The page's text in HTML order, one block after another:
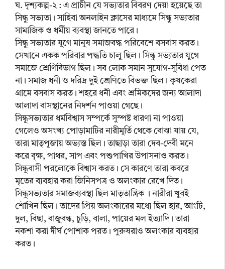
ঘ. দৃশ্যকল্প-২ : এ প্রাচীন যে সভ্যতার বিবরণ দেয়া হয়েছে তা
সিন্ধু সভ্যতা। সাহিবা অনলাইন ক্লাসের মাধ্যমে সিন্ধু সভ্যতার
সামাজিক ও ধর্মীয় ব্যবস্থা জানতে পারে।
সিন্ধু সভ্যতার যুগে মানুষ সমাজবদ্ধ পরিবেশে বসবাস করত।
সেখানে একক পরিবার পদ্ধতি চালু ছিল। সিন্ধু সভ্যতার যুগে
সমাজে শ্রেণিবিভাগ ছিল। সব লোক সমান সুযোগ-সুবিধা পেত
না। সমাজ ধনী ও দরিদ্র দুই শ্রেণিতে বিভক্ত ছিল। কৃষকেরা
গ্রামে বসবাস করত। শহরে ধনী এবং শ্রমিকদের জন্য আলাদা
আলাদা বাসস্থানের নিদর্শন পাওয়া গেছে।
সিন্ধুসভ্যতার ধর্মবিশ্বাস সম্পর্কে সুস্পষ্ট ধারণা না পাওয়া
গেলেও অসংখ্য পোড়ামাটির নারীমূর্তি থেকে বোঝা যায় যে,
তারা মাতৃপূজায় অভ্যস্ত ছিল। তাছাড়া তারা দেব-দেবী মনে
করে বৃক্ষ, পাথর, সাপ এবং পশুপাখির উপাসনাও করত।
সিন্ধুবাসী পরলোকে বিশ্বাস করত। সে কারণে তারা কবরে
মৃতের ব্যবহার করা জিনিসপত্র ও অলংকার রেখে দিত।
সিন্ধুসভ্যতার সমাজব্যবস্থা ছিল মাতৃতান্ত্রিক । নারীরা খুবই
শৌখিন ছিল। তাদের প্রিয় অলংকারের মধ্যে ছিল হার, আংটি,
দুল, বিছা, বাজুবন্ধ, চুড়ি, বালা, পায়ের মল ইত্যাদি। তারা
নকশা করা দীর্ঘ পোশাক পরত। পুরুষরাও অলংকার ব্যবহার
করত।